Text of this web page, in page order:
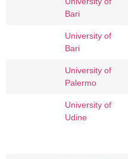
Bari
University of
Bari
University of
Palermo
University of
Udine